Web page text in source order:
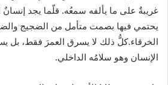
غريبةٌ على ما يألفه سمعُه. قلّما يجد
يحتمي فيها بصمت متأمل من الضجيج
الخرقاء.كلُّ ذلك لا يسرق العمرَ فقط،
الإنسان وهو سلامُه الداخلي.